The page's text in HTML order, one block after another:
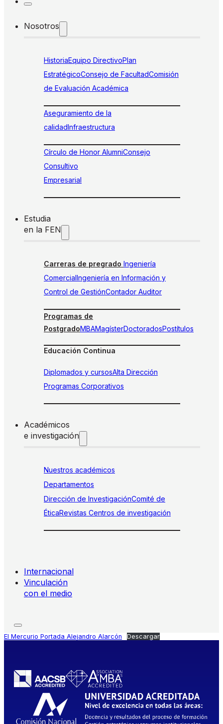
Nosotros
HistoriaEquipo DirectivoPlan
EstratégicoConsejo de FacultadComisión
de Evaluación Académica
Aseguramiento de la
calidadInfraestructura
Círculo de Honor AlumniConsejo
Consultivo
Empresarial
Estudia
en la FEN
Carreras de pregrado Ingeniería
ComercialIngeniería en Información y
Control de GestiónContador Auditor
Programas de
PostgradoMBAMagísterDoctoradosPostítulos
Educación Continua
Diplomados y cursosAlta Dirección
Programas Corporativos
Académicos
e investigación
Nuestros académicos
Departamentos
Dirección de InvestigaciónComité de
ÉticaRevistas Centros de investigación
Internacional
Vinculación
con el medio
El Mercurio Portada Alejandro Alarcón Descargar